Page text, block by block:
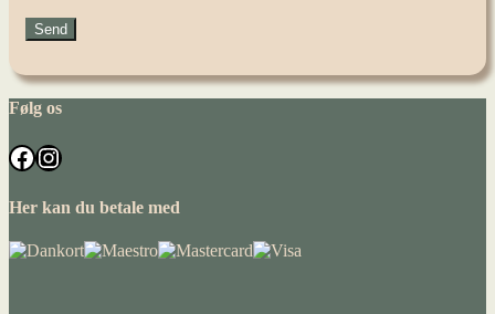
Følg os
Facebook
Instagram
Her kan du betale med